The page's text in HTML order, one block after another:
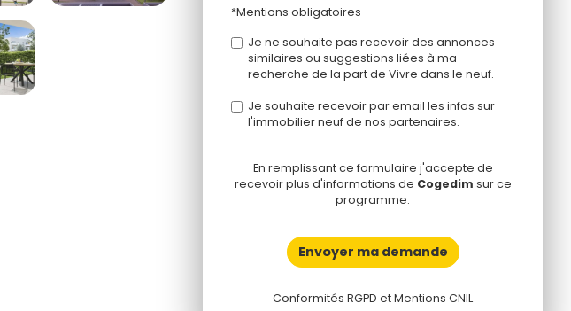
*Mentions obligatoires
Je ne souhaite pas recevoir des annonces
similaires ou suggestions liées à ma
recherche de la part de Vivre dans le neuf.
Je souhaite recevoir par email les infos sur
l'immobilier neuf de nos partenaires.
En remplissant ce formulaire j'accepte de
recevoir plus d'informations de Cogedim sur ce
programme.
Envoyer ma demande
Conformités RGPD et Mentions CNIL